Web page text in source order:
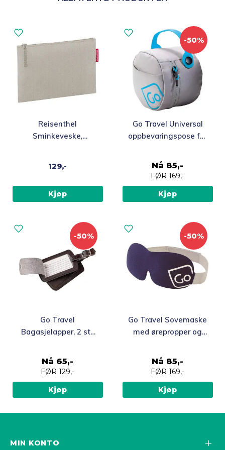
Reisenthel
Sminkeveske,
129,-
Kjøp
-50%
Go Travel Universal
oppbevaringspose for
Nå 85,-
FØR 169,-
Kjøp
-50%
Go Travel
Bagasjelapper, 2 stk
Nå 65,-
FØR 129,-
Kjøp
-50%
Go Travel Sovemaske
med ørepropper og
Nå 85,-
FØR 169,-
Kjøp
MIN KONTO